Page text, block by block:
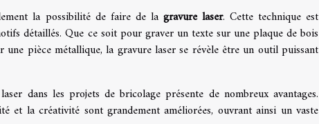
la possibilité de faire de la gravure laser. Cette technique est
détaillés. Que ce soit pour graver un texte sur une plaque de bois
pièce métallique, la gravure laser se révèle être un outil puissant
dans les projets de bricolage présente de nombreux avantages.
et la créativité sont grandement améliorées, ouvrant ainsi un vaste